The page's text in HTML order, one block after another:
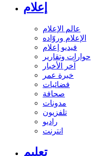
إعلام
عالم الإعلام
الإعلام وروّاده
فيديو إعلام
حوارات وتقارير
آخر الأخبار
خبرة عمر
فضائيات
صحافة
مدونات
تلفزيون
راديو
انترنت
تعليم